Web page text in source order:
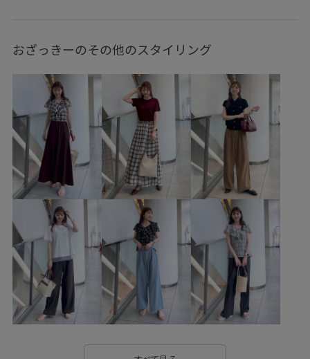
26SS15 26SS20dp 26SSceremony
26SS_ドライタッチリネンライク
26SSリネンライクドライタッチ 2BUY10%OFF対象商品
2WAYで使える RP26SS RP26SSceremony
RP26SS_goods RP26SSインナー きちんと感
きれいめ しっかりカバー アジャスター付き
イージーパンツ エレガント オフィス カジュアル
カジュアルすぎない カーディガン クーポン対象商品
ゴールドの金具 シボ感 シャツ シワになりにくい
ジーンズ スカート スクエアトゥ スクエアネック
ストレッチ性
おざっきーのその他のスタイリング